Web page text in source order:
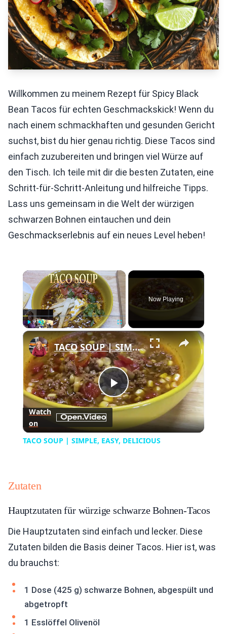
Willkommen zu meinem Rezept für Spicy Black
Bean Tacos für echten Geschmackskick! Wenn du
nach einem schmackhaften und gesunden Gericht
suchst, bist du hier genau richtig. Diese Tacos sind
einfach zuzubereiten und bringen viel Würze auf
den Tisch. Ich teile mit dir die besten Zutaten, eine
Schritt-für-Schritt-Anleitung und hilfreiche Tipps.
Lass uns gemeinsam in die Welt der würzigen
schwarzen Bohnen eintauchen und dein
Geschmackserlebnis auf ein neues Level heben!
×
Fullscreen
Now Playing
×
Play
Video
TACO SOUP | SIMPLE, EASY, DELICIOUS
Watch
on
TACO SOUP | SIMPLE, EASY, DELICIOUS
Zutaten
Hauptzutaten für würzige schwarze Bohnen-Tacos
Die Hauptzutaten sind einfach und lecker. Diese
Zutaten bilden die Basis deiner Tacos. Hier ist, was
du brauchst:
1 Dose (425 g) schwarze Bohnen, abgespült und
abgetropft
1 Esslöffel Olivenöl